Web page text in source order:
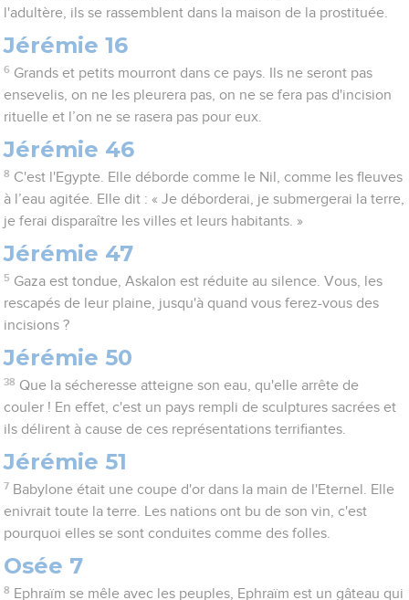
l'adultère, ils se rassemblent dans la maison de la prostituée.
Jérémie 16
6 Grands et petits mourront dans ce pays. Ils ne seront pas
ensevelis, on ne les pleurera pas, on ne se fera pas d'incision
rituelle et l’on ne se rasera pas pour eux.
Jérémie 46
8 C'est l'Egypte. Elle déborde comme le Nil, comme les fleuves
à l’eau agitée. Elle dit : « Je déborderai, je submergerai la terre,
je ferai disparaître les villes et leurs habitants. »
Jérémie 47
5 Gaza est tondue, Askalon est réduite au silence. Vous, les
rescapés de leur plaine, jusqu'à quand vous ferez-vous des
incisions ?
Jérémie 50
38 Que la sécheresse atteigne son eau, qu'elle arrête de
couler ! En effet, c'est un pays rempli de sculptures sacrées et
ils délirent à cause de ces représentations terrifiantes.
Jérémie 51
7 Babylone était une coupe d'or dans la main de l'Eternel. Elle
enivrait toute la terre. Les nations ont bu de son vin, c'est
pourquoi elles se sont conduites comme des folles.
Osée 7
8 Ephraïm se mêle avec les peuples, Ephraïm est un gâteau qui